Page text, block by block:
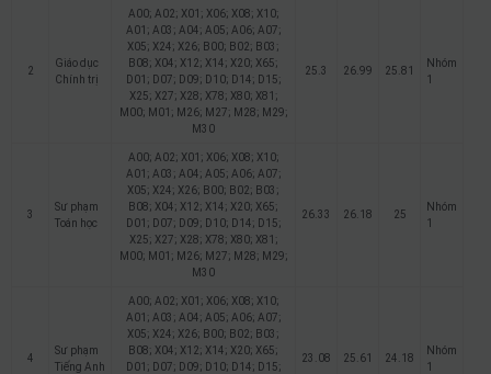
2
Giáo dục
Chính trị
A00; A02; X01; X06; X08; X10;
A01; A03; A04; A05; A06; A07;
X05; X24; X26; B00; B02; B03;
B08; X04; X12; X14; X20; X65;
D01; D07; D09; D10; D14; D15;
X25; X27; X28; X78; X80; X81;
M00; M01; M26; M27; M28; M29;
M30
25.3 26.99 25.81
Nhóm
1
3
Sư phạm
Toán học
A00; A02; X01; X06; X08; X10;
A01; A03; A04; A05; A06; A07;
X05; X24; X26; B00; B02; B03;
B08; X04; X12; X14; X20; X65;
D01; D07; D09; D10; D14; D15;
X25; X27; X28; X78; X80; X81;
M00; M01; M26; M27; M28; M29;
M30
26.33 26.18 25
Nhóm
1
4
Sư phạm
Tiếng Anh
A00; A02; X01; X06; X08; X10;
A01; A03; A04; A05; A06; A07;
X05; X24; X26; B00; B02; B03;
B08; X04; X12; X14; X20; X65;
D01; D07; D09; D10; D14; D15;
23.08 25.61 24.18
Nhóm
1